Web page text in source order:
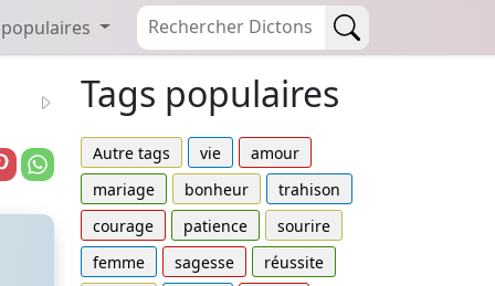
Tags populaires
Autre tags vie
amour
mariage
bonheur
trahison
courage
patience
sourire
femme
sagesse
réussite